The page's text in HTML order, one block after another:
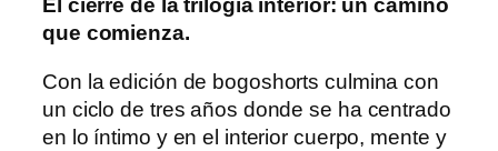
El cierre de la trilogía interior: un camino
que comienza.
Con la edición de bogoshorts culmina con
un ciclo de tres años donde se ha centrado
en lo íntimo y en el interior cuerpo, mente y